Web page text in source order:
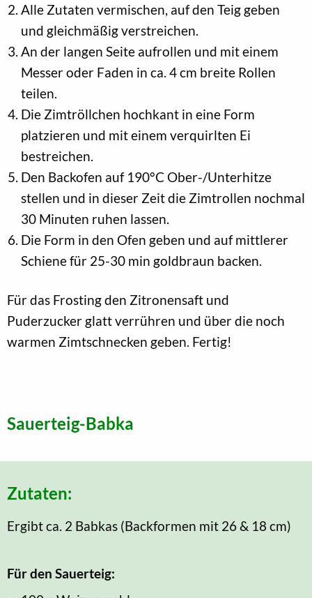
Alle Zutaten vermischen, auf den Teig geben
und gleichmäßig verstreichen.
An der langen Seite aufrollen und mit einem
Messer oder Faden in ca. 4 cm breite Rollen
teilen.
Die Zimtröllchen hochkant in eine Form
platzieren und mit einem verquirlten Ei
bestreichen.
Den Backofen auf 190°C Ober-/Unterhitze
stellen und in dieser Zeit die Zimtrollen nochmal
30 Minuten ruhen lassen.
Die Form in den Ofen geben und auf mittlerer
Schiene für 25-30 min goldbraun backen.
Für das Frosting den Zitronensaft und
Puderzucker glatt verrühren und über die noch
warmen Zimtschnecken geben. Fertig!
Sauerteig-Babka
Zutaten:
Ergibt ca. 2 Babkas (Backformen mit 26 & 18 cm)
Für den Sauerteig: